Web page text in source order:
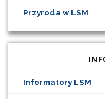
Przyroda w LSM
Informatory LSM